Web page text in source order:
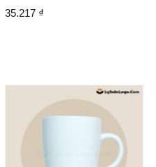
35.217 ₫